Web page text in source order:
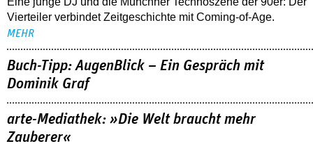
Vierteiler verbindet Zeitgeschichte mit Coming-of-Age.
MEHR
Buch-Tipp: AugenBlick – Ein Gespräch mit
Dominik Graf
arte-Mediathek: »Die Welt braucht mehr
Zauberer«